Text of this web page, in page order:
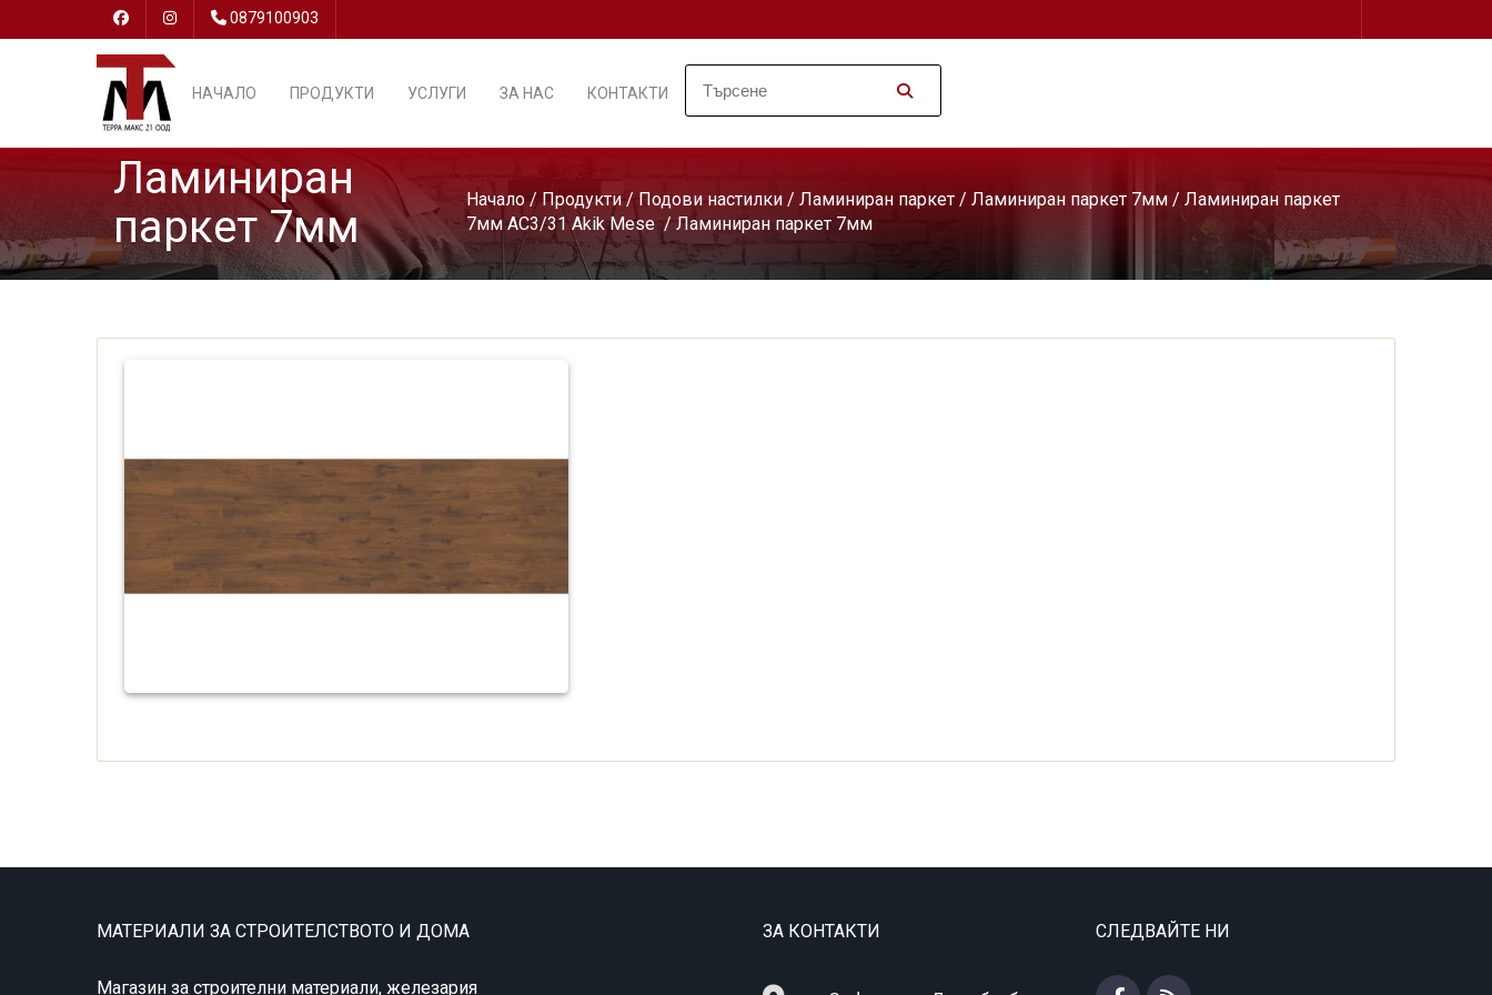
0879100903
НАЧАЛО ПРОДУКТИ УСЛУГИ ЗА НАС КОНТАКТИ
Ламиниран
паркет 7мм
Начало /Продукти/ Подови настилки / Ламиниран паркет / Ламиниран паркет 7мм / Ламиниран паркет
7мм АС3/31 Akik Mese/ Ламиниран паркет 7мм
МАТЕРИАЛИ ЗА СТРОИТЕЛСТВОТО И ДОМА
Магазин за строителни материали, железария
ЗА КОНТАКТИ СЛЕДВАЙТЕ НИ